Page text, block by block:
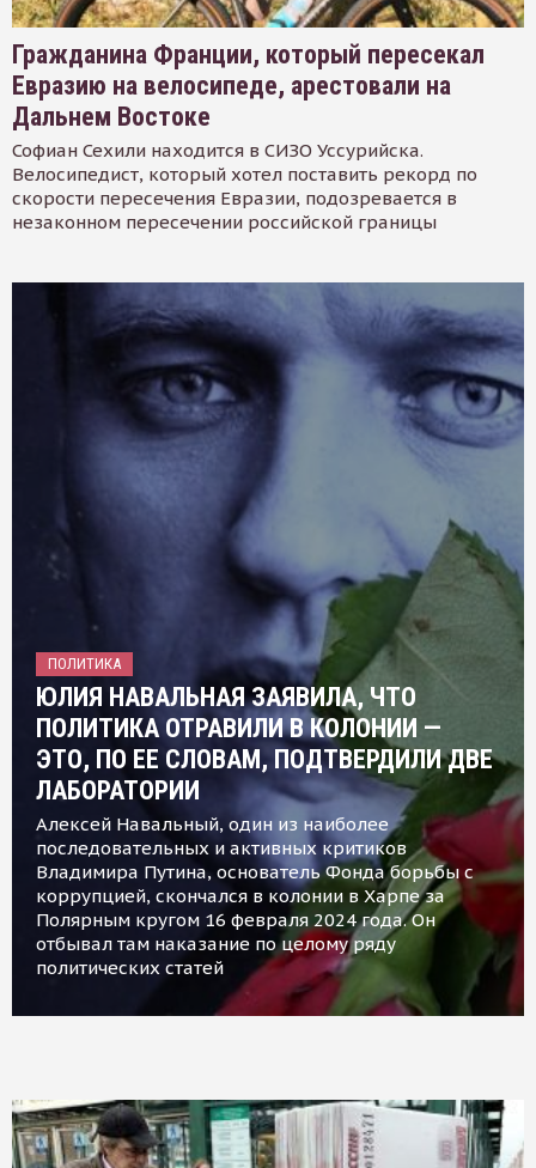
Гражданина Франции, который пересекал
Евразию на велосипеде, арестовали на
Дальнем Востоке
Софиан Сехили находится в СИЗО Уссурийска.
Велосипедист, который хотел поставить рекорд по
скорости пересечения Евразии, подозревается в
незаконном пересечении российской границы
ПОЛИТИКА
ЮЛИЯ НАВАЛЬНАЯ ЗАЯВИЛА, ЧТО
ПОЛИТИКА ОТРАВИЛИ В КОЛОНИИ —
ЭТО, ПО ЕЕ СЛОВАМ, ПОДТВЕРДИЛИ ДВЕ
ЛАБОРАТОРИИ
Алексей Навальный, один из наиболее
последовательных и активных критиков
Владимира Путина, основатель Фонда борьбы с
коррупцией, скончался в колонии в Харпе за
Полярным кругом 16 февраля 2024 года. Он
отбывал там наказание по целому ряду
политических статей